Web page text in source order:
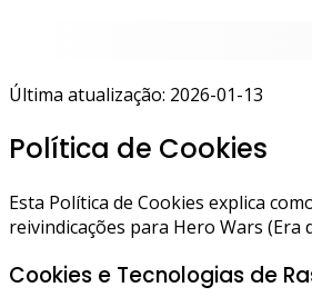
Última atualização: 2026-01-13
Política de Cookies
Esta Política de Cookies explica
reivindicações para Hero Wars (Era
Cookies e Tecnologias de